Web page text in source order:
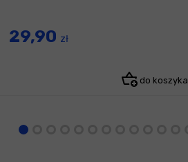
29,90 zł
do koszyka